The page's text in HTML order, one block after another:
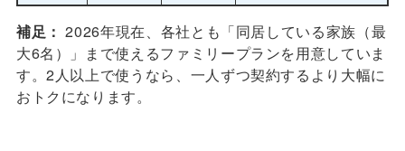
補足： 2026年現在、各社とも「同居している家族（最
大6名）」まで使えるファミリープランを用意していま
す。2人以上で使うなら、一人ずつ契約するより大幅に
おトクになります。